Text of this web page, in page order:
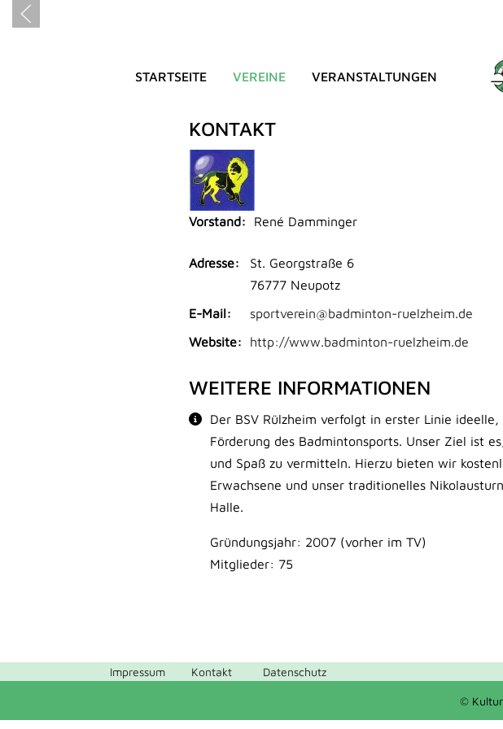
STARTSEITE VEREINE VERANSTALTUNGEN
Badminton Sportverein
KONTAKT
Vorstand: René Damminger
Adresse:
St. Georgstraße 6
76777 Neupotz
E-Mail:
sportverein@badminton-ruelzheim.de
Website:
http://www.badminton-ruelzheim.de
WEITERE INFORMATIONEN
Der BSV Rülzheim verfolgt in erster Linie
Förderung des Badmintonsports. Unser Ziel ist
und Spaß zu vermitteln. Hierzu bieten wir
Erwachsene und unser traditionelles
Halle.
Gründungsjahr: 2007 (vorher im TV)
Mitglieder: 75
Impressum Kontakt Datenschutz
©